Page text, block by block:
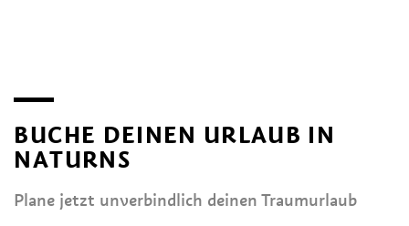
BUCHE DEINEN URLAUB IN
NATURNS
Plane jetzt unverbindlich deinen Traumurlaub